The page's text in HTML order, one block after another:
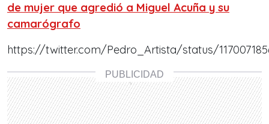
de mujer que agredió a Miguel Acuña y su
camarógrafo
https://twitter.com/Pedro_Artista/status/